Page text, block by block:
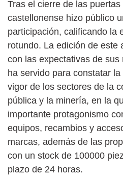
Tras el cierre de las
castellonense hizo público
participación, calificando la
rotundo. La edición de este
con las expectativas de
ha servido para constatar
vigor de los sectores de la
pública y la minería, en la
importante protagonismo
equipos, recambios y
marcas, además de las
con un stock de 100000
plazo de 24 horas.